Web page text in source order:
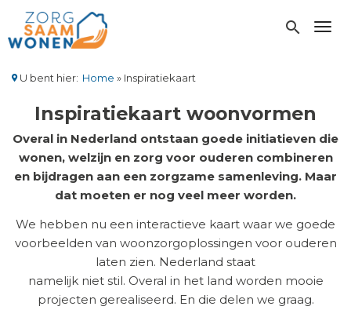
naar
de
gaan
search
U bent hier: Home Inspiratiekaart
Inspiratiekaart woonvormen
Overal in Nederland ontstaan goede initiatieven die
wonen, welzijn en zorg voor ouderen combineren
en bijdragen aan een zorgzame samenleving. Maar
dat moeten er nog veel meer worden.
We hebben nu een interactieve kaart waar we goede
voorbeelden van woonzorgoplossingen voor ouderen
laten zien. Nederland staat
namelijk niet stil. Overal in het land worden mooie
projecten gerealiseerd. En die delen we graag.